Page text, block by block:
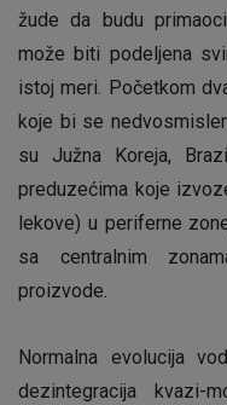
žude da budu
može biti podeljena
istoj meri. Početkom
koje bi se
su Južna Koreja,
preduzećima koje
lekove) u periferne
sa centralnim
proizvode.
Normalna evolucija
dezintegracija kvazi-